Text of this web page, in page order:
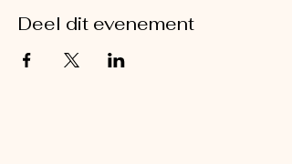
Deel dit evenement